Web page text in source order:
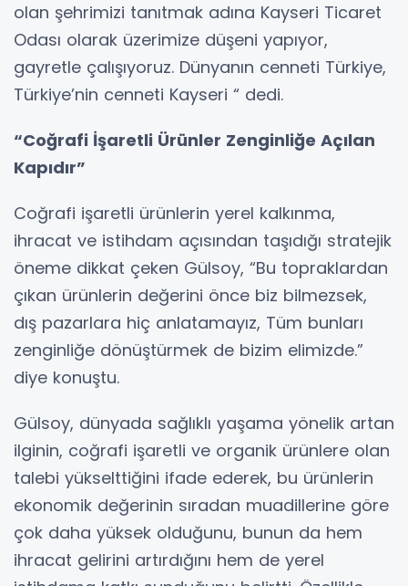
olan şehrimizi tanıtmak adına Kayseri Ticaret
Odası olarak üzerimize düşeni yapıyor,
gayretle çalışıyoruz. Dünyanın cenneti Türkiye,
Türkiye’nin cenneti Kayseri “ dedi.
“Coğrafi İşaretli Ürünler Zenginliğe Açılan
Kapıdır”
Coğrafi işaretli ürünlerin yerel kalkınma,
ihracat ve istihdam açısından taşıdığı stratejik
öneme dikkat çeken Gülsoy, “Bu topraklardan
çıkan ürünlerin değerini önce biz bilmezsek,
dış pazarlara hiç anlatamayız, Tüm bunları
zenginliğe dönüştürmek de bizim elimizde.”
diye konuştu.
Gülsoy, dünyada sağlıklı yaşama yönelik artan
ilginin, coğrafi işaretli ve organik ürünlere olan
talebi yükselttiğini ifade ederek, bu ürünlerin
ekonomik değerinin sıradan muadillerine göre
çok daha yüksek olduğunu, bunun da hem
ihracat gelirini artırdığını hem de yerel